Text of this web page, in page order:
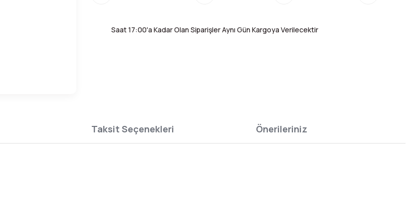
Saat 17:00'a Kadar Olan Siparişler Aynı Gün Kargoya Verilecektir
Taksit Seçenekleri Önerileriniz